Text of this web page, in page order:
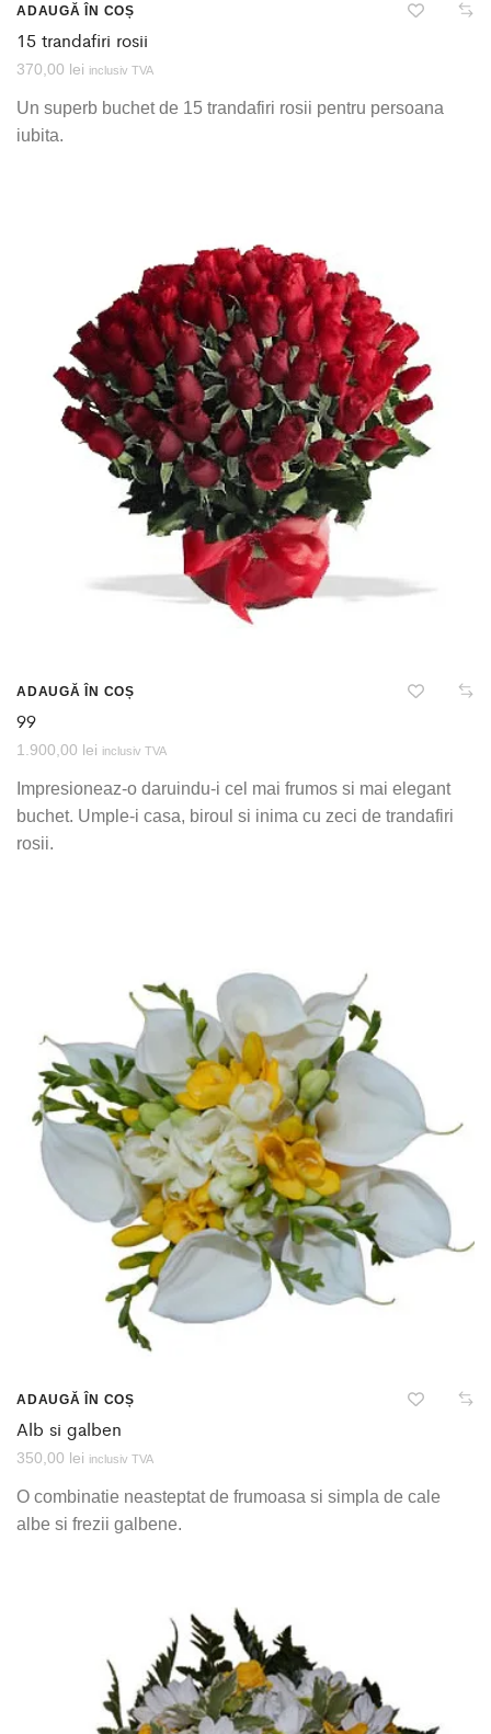
ADAUGĂ ÎN COȘ
15 trandafiri rosii
370,00 lei inclusiv TVA
Un superb buchet de 15 trandafiri rosii pentru persoana
iubita.
ADAUGĂ ÎN COȘ
99
1.900,00 lei inclusiv TVA
Impresioneaz-o daruindu-i cel mai frumos si mai elegant
buchet. Umple-i casa, biroul si inima cu zeci de trandafiri
rosii.
ADAUGĂ ÎN COȘ
Alb si galben
350,00 lei inclusiv TVA
O combinatie neasteptat de frumoasa si simpla de cale
albe si frezii galbene.